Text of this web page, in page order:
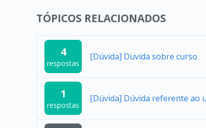
TÓPICOS RELACIONADOS
4
respostas
[Dúvida] Duvida sobre curso
1
respostas
[Dúvida] Dúvida referente ao